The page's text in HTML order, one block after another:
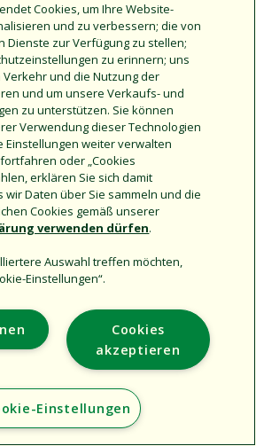
Share this document
Copy URL
Support
Sites
Bird Corporation. All rights reserved.
Cookies, um Ihre Website-
und zu verbessern; die von
Dienste zur Verfügung zu stellen;
zu erinnern; uns
und die Nutzung der
und um unsere Verkaufs- und
zu unterstützen. Sie können
Verwendung dieser Technologien
Einstellungen weiter verwalten
oder „Cookies
erklären Sie sich damit
Daten über Sie sammeln und die
Cookies gemäß unserer
verwenden dürfen.
Auswahl treffen möchten,
Einstellungen“.
Cookies
akzeptieren
Einstellungen